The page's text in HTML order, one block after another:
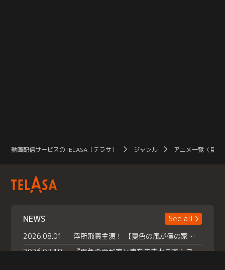
動画配信サービスのTELASA（テラサ） ジャンル アニメ一覧（見放
NEWS
See all
2026.08.01
浮所飛貴主演！ 【夏色の風が僕の家にやってきた】 本日よりテラサで独占配信スタート！
2026.07.18
『夏色の雲が恋と嵐をまきおこす』スペシャルメイキング 【Part1】2026年７月18日（土）23時30分～配信スタート！話題のシーンの裏側を大公開！豪華キャスト大集合！ 『武宮家 真夏の家族会議』開催！